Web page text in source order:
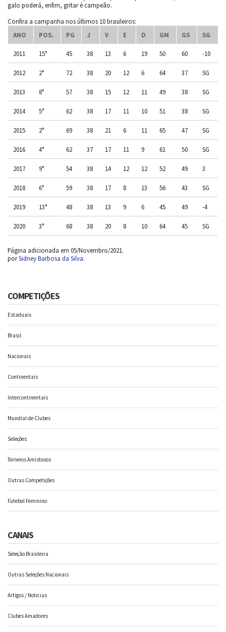
galo poderá, enfim, gritar é campeão.
Confira a campanha nos últimos 10 brasileiros:
ANO
POS. PG J V E D GM GS SG
2011 15° 45 38 13 6 19 50 60 -10
2012 2° 72 38 20 12 6 64 37 SG
2013 8° 57 38 15 12 11 49 38 SG
2014 5° 62 38 17 11 10 51 38 SG
2015 2° 69 38 21 6 11 65 47 SG
2016 4° 62 37 17 11 9 61 50 SG
2017 9° 54 38 14 12 12 52 49 3
2018 6° 59 38 17 8 13 56 43 SG
2019 13° 48 38 13 9 6 45 49 -4
2020 3° 68 38 20 8 10 64 45 SG
Página adicionada em 05/Novembro/2021.
porSidney Barbosa da Silva.
COMPETIÇÕES
Estaduais
Brasil
Nacionais
Continentais
Intercontinentais
Mundial de Clubes
Seleções
Torneios Amistosos
Outras Competições
Futebol Feminino
CANAIS
Seleção Brasileira
Outras Seleções Nacionais
Artigos / Noticias
Clubes Amadores